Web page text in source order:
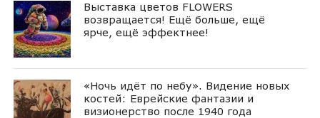
Выставка цветов FLOWERS
возвращается! Ещё больше, ещё
ярче, ещё эффектнее!
«Ночь идёт по небу». Видение новых
костей: Еврейские фантазии и
визионерство после 1940 года